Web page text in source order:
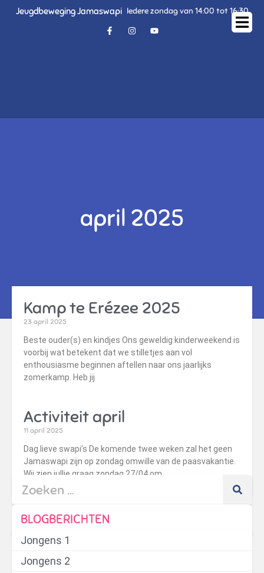
Jeugdbeweging Jamaswapi Iedere zondag van 14:00 tot 16:30
april 2025
Kamp te Erézee 2025
23 april 2025
Beste ouder(s) en kindjes Ons geweldig kinderweekend is
voorbij wat betekent dat we stilletjes aan vol
enthousiasme beginnen aftellen naar ons jaarlijks
zomerkamp. Heb jij
Activiteit april
11 april 2025
Dag lieve swapi’s De komende twee weken zal het geen
Jamaswapi zijn op zondag omwille van de paasvakantie.
Wij zien jullie graag zondag 27/04 om
BLOGBERICHTEN
Jongens 1
Jongens 2